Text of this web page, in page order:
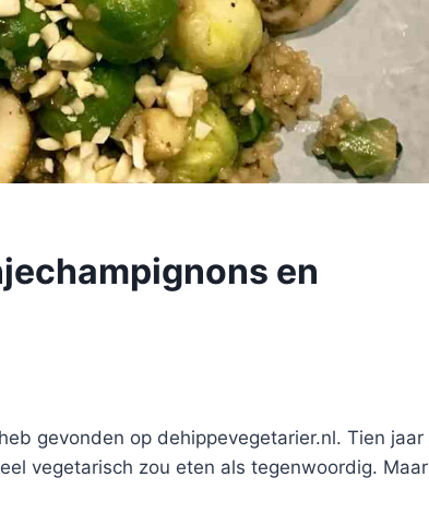
en
gevonden op dehippevegetarier.nl. Tien jaar
vegetarisch zou eten als tegenwoordig. Maar